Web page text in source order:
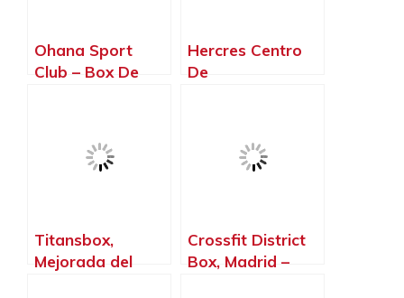
Ohana Sport
Club – Box De
Hercres Centro
De
de la Sagra –
Titansbox,
Mejorada del
Crossfit District
Box, Madrid –